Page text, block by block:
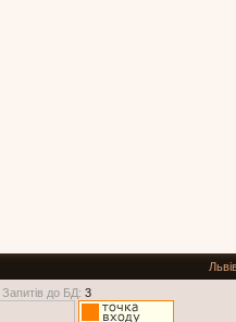
Запитів до БД: 3